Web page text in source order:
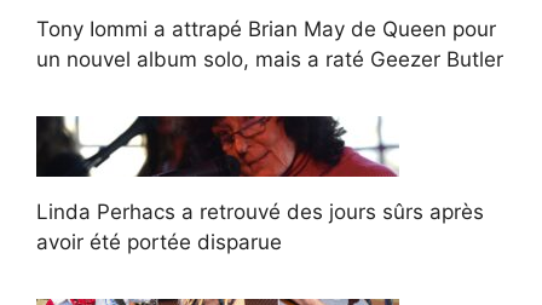
Tony Iommi a attrapé Brian May de Queen pour
un nouvel album solo, mais a raté Geezer Butler
Linda Perhacs a retrouvé des jours sûrs après
avoir été portée disparue